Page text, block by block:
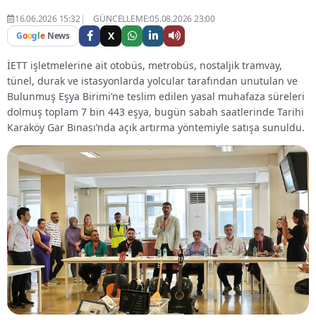
16.06.2026 15:32
GÜNCELLEME:05.08.2026 23:00
Google News X
İETT işletmelerine ait otobüs, metrobüs, nostaljik tramvay,
tünel, durak ve istasyonlarda yolcular tarafından unutulan ve
Bulunmuş Eşya Birimi’ne teslim edilen yasal muhafaza süreleri
dolmuş toplam 7 bin 443 eşya, bugün sabah saatlerinde Tarihi
Karaköy Gar Binası’nda açık artırma yöntemiyle satışa sunuldu.